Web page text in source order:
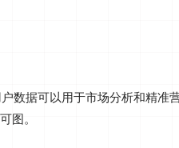
数据可以用于市场分析和精准
图‌。